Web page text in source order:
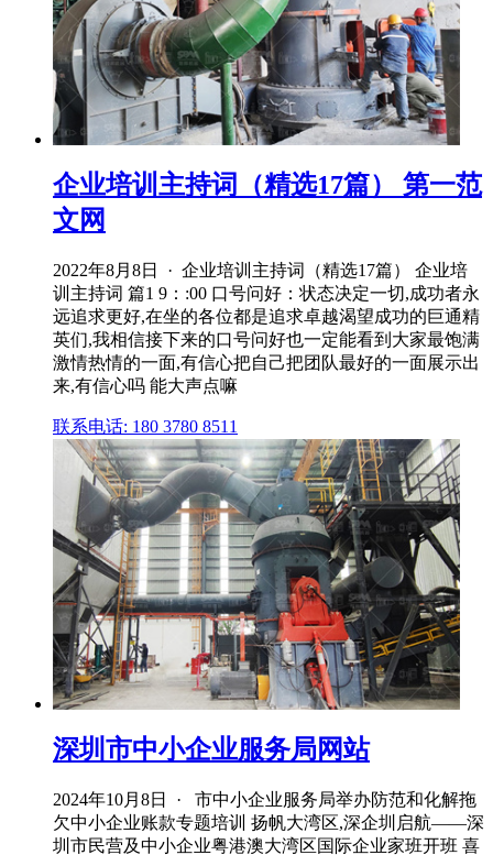
企业培训主持词（精选17篇） 第一范
文网
2022年8月8日 · 企业培训主持词（精选17篇） 企业培
训主持词 篇1 9：:00 口号问好：状态决定一切,成功者永
远追求更好,在坐的各位都是追求卓越渴望成功的巨通精
英们,我相信接下来的口号问好也一定能看到大家最饱满
激情热情的一面,有信心把自己把团队最好的一面展示出
来,有信心吗 能大声点嘛
联系电话: 180 3780 8511
深圳市中小企业服务局网站
2024年10月8日 · 市中小企业服务局举办防范和化解拖
欠中小企业账款专题培训 扬帆大湾区,深企圳启航——深
圳市民营及中小企业粤港澳大湾区国际企业家班开班 喜